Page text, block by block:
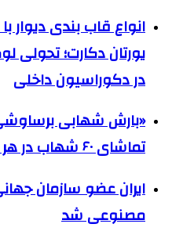
انواع قاب بندی
یورتان دکارت؛
در دکوراسیون داخلی
«بارش شهابی
تماشای ۶۰ شهاب در هر ساعت!
ایران عضو سازمان
مصنوعی شد